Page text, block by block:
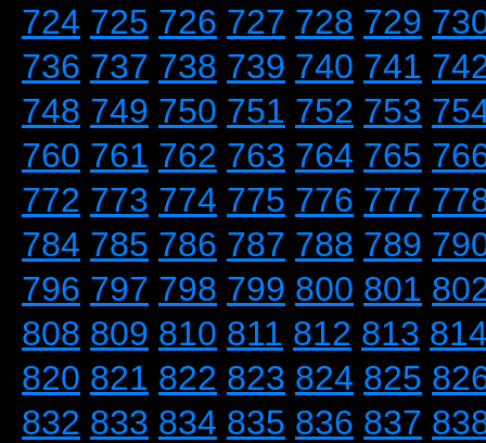
724 725 726 727 728 729
736 737 738 739 740 741
748 749 750 751 752 753
760 761 762 763 764 765
772 773 774 775 776 777
784 785 786 787 788 789
796 797 798 799 800 801
808 809 810 811 812 813
820 821 822 823 824 825
832 833 834 835 836 837